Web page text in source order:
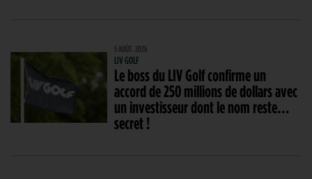
5 AOÛT. 2026
LIV GOLF
Le boss du LIV Golf confirme un
accord de 250 millions de dollars avec
un investisseur dont le nom reste…
secret !